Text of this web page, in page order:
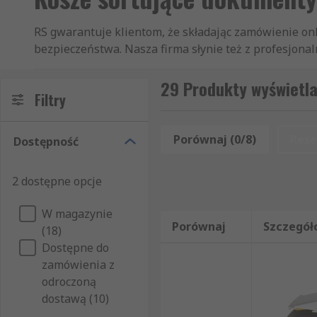
RS gwarantuje klientom, że składając zamówienie
bezpieczeństwa. Nasza firma słynie też z
rynku. Oferujemy szybką dostawę, dzięki czemu
wtedy, gdy ich Państwo potrzebują. Naszym
kategorii Sortowniki listów i półki na dokumenty
pilne. Oprócz artykułów z sekcji Sortowniki listów i
pomiarowe i bezpieczeństwa. W skład naszej
działów Artykuły biurowe i Artykuły biurowe.
Państwo znaleźć nikogo gotowego dostarczyć
potrzebne artykuły z kategorii Sortowniki listów i
także błyskawiczną dostawę. Jeśli odwiedzą
zamówienia był maksymalnie prosty i klarowny.
Filtry
Dostępność
2 dostępne opcje
W magazynie
(18)
Dostępne do
zamówienia z
odroczoną
dostawą (10)
29 Produkty
Porównaj (0/8)
Porównaj